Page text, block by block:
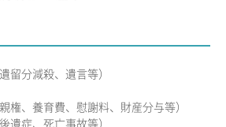
留分減殺、遺言等）
権、養育費、慰謝料、財産分与等）
遺症、死亡事故等）